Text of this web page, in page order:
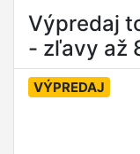
Výpredaj
- zľavy až
VÝPREDAJ